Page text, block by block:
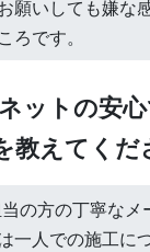
願いしても嫌な
ろです。
ットの安
教えてくだ
の方の丁寧な
一人での施工に